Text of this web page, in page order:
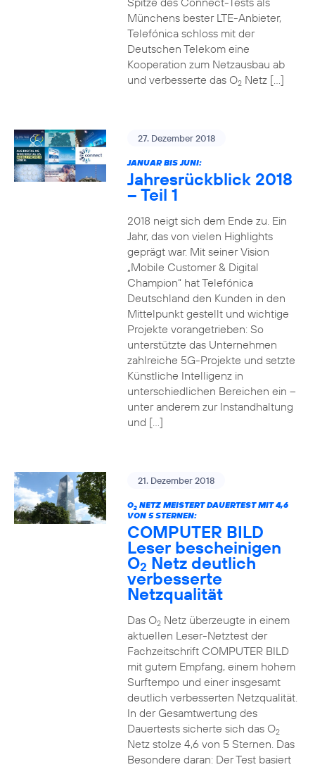
Münchens bester LTE-Anbieter,
Telefónica schloss mit der
Deutschen Telekom eine
Kooperation zum Netzausbau ab
und verbesserte das O2Netz […]
27. Dezember 2018
JANUAR BIS JUNI:
Jahresrückblick 2018
– Teil 1
2018 neigt sich dem Ende zu. Ein
Jahr, das von vielen Highlights
geprägt war. Mit seiner Vision
„Mobile Customer & Digital
Champion“ hat Telefónica
Deutschland den Kunden in den
Mittelpunkt gestellt und wichtige
Projekte vorangetrieben: So
unterstützte das Unternehmen
zahlreiche 5G-Projekte und setzte
Künstliche Intelligenz in
unterschiedlichen Bereichen ein –
unter anderem zur Instandhaltung
und […]
21. Dezember 2018
O2NETZ MEISTERT DAUERTEST MIT 4,6
VON 5 STERNEN:
COMPUTER BILD
Leser bescheinigen
O2 Netz deutlich
verbesserte
Netzqualität
Das O2Netz überzeugte in einem
aktuellen Leser-Netztest der
Fachzeitschrift COMPUTER BILD
mit gutem Empfang, einem hohem
Surftempo und einer insgesamt
deutlich verbesserten Netzqualität.
In der Gesamtwertung des
Dauertests sicherte sich das O2
Netz stolze 4,6 von 5 Sternen. Das
Besondere daran: Der Test basiert